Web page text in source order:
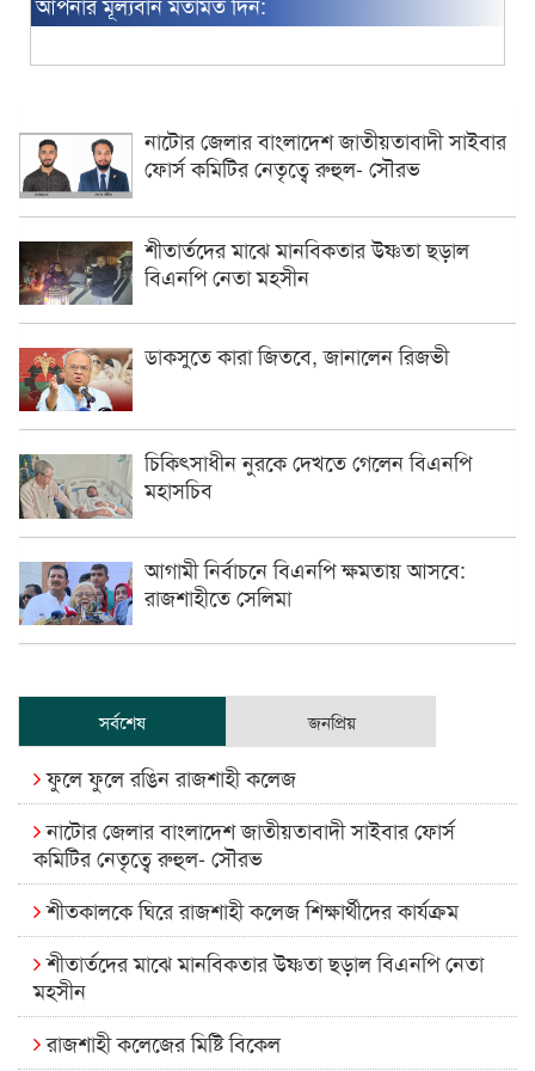
নাটোর জেলার বাংলাদেশ জাতীয়তাবাদী সাইবার
ফোর্স কমিটির নেতৃত্বে রুহুল- সৌরভ
শীতার্তদের মাঝে মানবিকতার উষ্ণতা ছড়াল
বিএনপি নেতা মহসীন
ডাকসুতে কারা জিতবে, জানালেন রিজভী
চিকিৎসাধীন ‍নুরকে দেখতে গেলেন বিএনপি
মহাসচিব
আগামী নির্বাচনে বিএনপি ক্ষমতায় আসবে:
রাজশাহীতে সেলিমা
সর্বশেষ জনপ্রিয়
ফুলে ফুলে রঙিন রাজশাহী কলেজ
নাটোর জেলার বাংলাদেশ জাতীয়তাবাদী সাইবার ফোর্স
কমিটির নেতৃত্বে রুহুল- সৌরভ
শীতকালকে ঘিরে রাজশাহী কলেজ শিক্ষার্থীদের কার্যক্রম
শীতার্তদের মাঝে মানবিকতার উষ্ণতা ছড়াল বিএনপি নেতা
মহসীন
রাজশাহী কলেজের মিষ্টি বিকেল